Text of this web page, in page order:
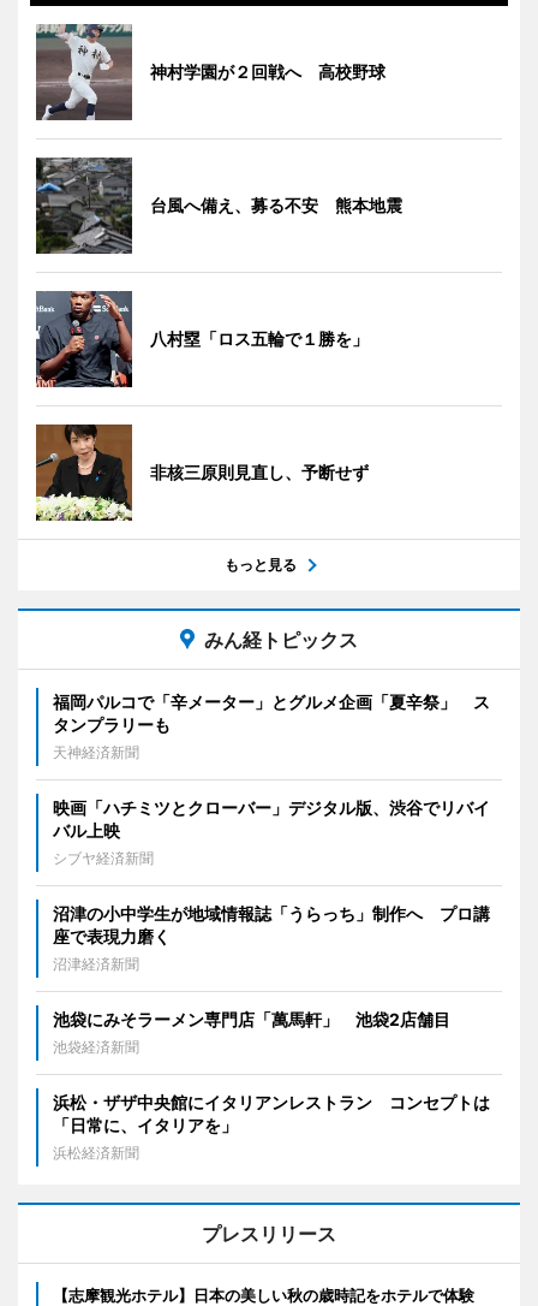
神村学園が２回戦へ 高校野球
台風へ備え、募る不安 熊本地震
八村塁「ロス五輪で１勝を」
非核三原則見直し、予断せず
もっと見る
みん経トピックス
福岡パルコで「辛メーター」とグルメ企画「夏辛祭」 ス
タンプラリーも
天神経済新聞
映画「ハチミツとクローバー」デジタル版、渋谷でリバイ
バル上映
シブヤ経済新聞
沼津の小中学生が地域情報誌「うらっち」制作へ プロ講
座で表現力磨く
沼津経済新聞
池袋にみそラーメン専門店「萬馬軒」 池袋2店舗目
池袋経済新聞
浜松・ザザ中央館にイタリアンレストラン コンセプトは
「日常に、イタリアを」
浜松経済新聞
プレスリリース
【志摩観光ホテル】日本の美しい秋の歳時記をホテルで体験